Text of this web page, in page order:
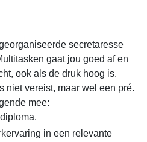
secretaresse
gaat jou goed af en
ook als de druk hoog is.
niet vereist, maar wel een pré.
mee:
in een relevante